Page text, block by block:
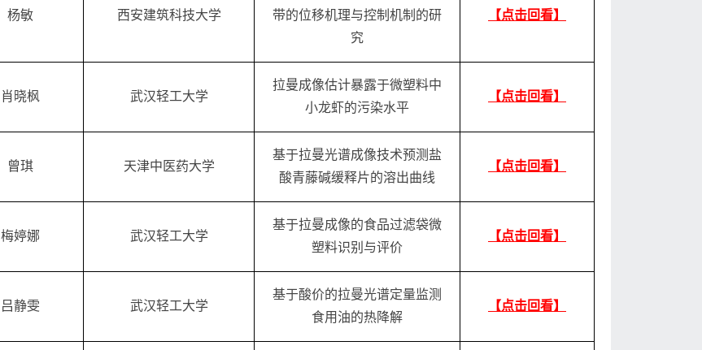
杨敏 西安建筑科技大学
带的位移机理与控制机制的研
究
【点击回看】
肖晓枫 武汉轻工大学
拉曼成像估计暴露于微塑料中
小龙虾的污染水平
【点击回看】
曾琪 天津中医药大学
基于拉曼光谱成像技术预测盐
酸青藤碱缓释片的溶出曲线
【点击回看】
梅婷娜 武汉轻工大学
基于拉曼成像的食品过滤袋微
塑料识别与评价
【点击回看】
吕静雯 武汉轻工大学
基于酸价的拉曼光谱定量监测
食用油的热降解
【点击回看】